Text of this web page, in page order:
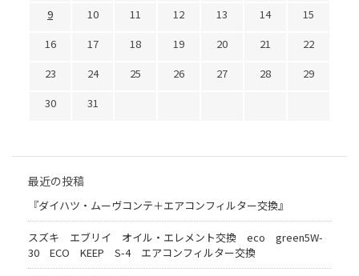
9 10 11 12 13 14
15
16
17 18 19 20 21
22
23
24 25 26 27 28
29
30
31
最近の投稿
『ダイハツ・ムーヴコンテ＋エアコンフィルター交換』
スズキ エブリイ オイル・エレメント交換 eco green5W-
30 ECO KEEP S-4 エアコンフィルター交換